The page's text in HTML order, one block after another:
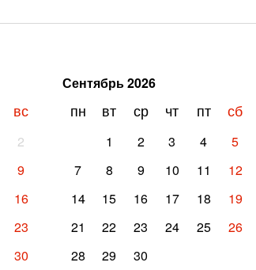
вс
2
9
16
23
30
Сентябрь2026
пн вт ср чт пт сб
1 2 3 4 5
7
8 9 10 11 12
14
15 16 17 18 19
21
22 23 24 25 26
28
29 30